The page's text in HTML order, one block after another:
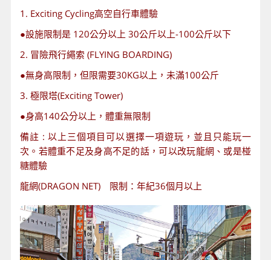
1. Exciting Cycling高空自行車體驗
●設施限制是 120公分以上 30公斤以上-100公斤以下
2. 冒險飛行繩索 (FLYING BOARDING)
●無身高限制，但限需要30KG以上，未滿100公斤
3. 極限塔(Exciting Tower)
●身高140公分以上，體重無限制
備註 : 以上三個項目可以選擇一項遊玩，並且只能玩一
次。若體重不足及身高不足的話，可以改玩龍網、或是椪
糖體驗
龍網(DRAGON NET) 限制：年紀36個月以上